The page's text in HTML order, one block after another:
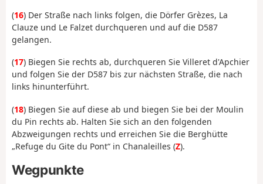
(16) Der Straße nach links folgen, die Dörfer Grèzes, La
Clauze und Le Falzet durchqueren und auf die D587
gelangen.
(17) Biegen Sie rechts ab, durchqueren Sie Villeret d'Apchier
und folgen Sie der D587 bis zur nächsten Straße, die nach
links hinunterführt.
(18) Biegen Sie auf diese ab und biegen Sie bei der Moulin
du Pin rechts ab. Halten Sie sich an den folgenden
Abzweigungen rechts und erreichen Sie die Berghütte
„Refuge du Gite du Pont“ in Chanaleilles (Z).
Wegpunkte